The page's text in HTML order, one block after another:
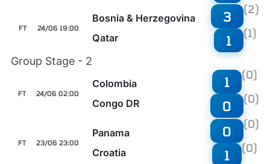
24/06 19:00
FT
Bosnia & Herzegovina
Qatar
3 (2)
1 (1)
Group Stage - 2
24/06 02:00
FT
Colombia
Congo DR
1 (0)
0 (0)
23/06 23:00
FT
Panama
Croatia
0 (0)
1 (0)